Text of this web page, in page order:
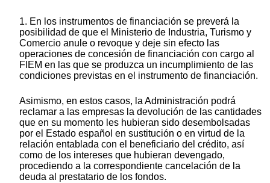
1. En los instrumentos de financiación se preverá la
posibilidad de que el Ministerio de Industria, Turismo y
Comercio anule o revoque y deje sin efecto las
operaciones de concesión de financiación con cargo al
FIEM en las que se produzca un incumplimiento de las
condiciones previstas en el instrumento de financiación.
Asimismo, en estos casos, la Administración podrá
reclamar a las empresas la devolución de las cantidades
que en su momento les hubieran sido desembolsadas
por el Estado español en sustitución o en virtud de la
relación entablada con el beneficiario del crédito, así
como de los intereses que hubieran devengado,
procediendo a la correspondiente cancelación de la
deuda al prestatario de los fondos.